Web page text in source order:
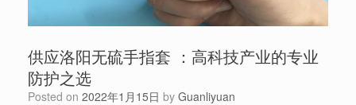
供应洛阳无硫手指套 ：高科技产业的专业
防护之选
Posted on 2022年1月15日 by Guanliyuan